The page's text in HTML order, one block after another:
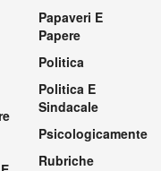
Papaveri E
Papere
Politica
Politica E
Sindacale
Psicologicamente
Rubriche